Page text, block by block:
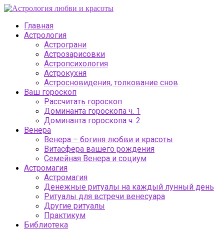
Главная
Астрология
Астрограни
Астрозарисовки
Астропсихология
Астрокухня
Астросновидения, толкование снов
Ваш гороскоп
Рассчитать гороскоп
Доминанта гороскопа ч. 1
Доминанта гороскопа ч. 2
Венера
Венера – богиня любви и красоты
Витасфера вашего рождения
Семейная Венера и социум
Астромагия
Астромагия
Денежные ритуалы на каждый лунный день
Ритуалы для встречи венесуара
Другие ритуалы
Практикум
Библиотека